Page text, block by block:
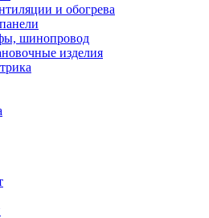
и обогрева
шинопровод
изделия